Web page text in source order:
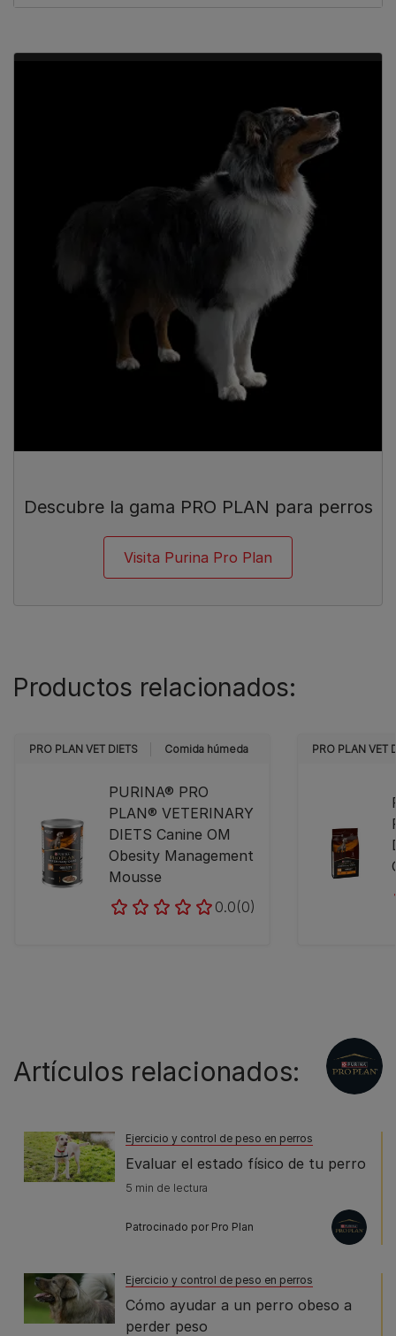
Descubre la gama PRO PLAN para perros
Visita Purina Pro Plan
Productos relacionados:
PRO PLAN VET DIETS Comida húmeda
PURINA® PRO
PLAN® VETERINARY
DIETS Canine OM
Obesity Management
Mousse
0.0(0)
PRO PLAN VET
Artículos relacionados:
Ejercicio y control de peso en perros
Evaluar el estado físico de tu perro
5 min de lectura
Patrocinado por Pro Plan
Ejercicio y control de peso en perros
Cómo ayudar a un perro obeso a
perder peso